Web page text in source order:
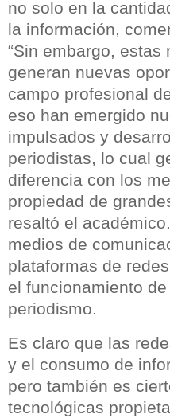
no solo en la
la información,
“Sin embargo,
generan nuevas
campo profesional
eso han emergido
impulsados y
periodistas, lo cual
diferencia con los
propiedad de
resaltó el
medios de
plataformas de
el funcionamiento
periodismo.
Es claro que las
y el consumo de
pero también es
tecnológicas